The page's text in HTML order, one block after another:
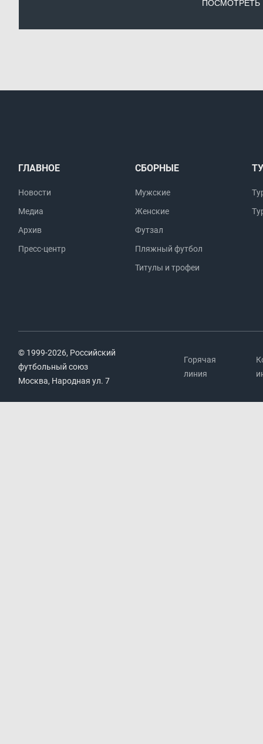
ГЛАВНОЕ
Новости
Медиа
Архив
Пресс-центр
СБОРНЫЕ
Мужские
Женские
Футзал
Пляжный футбол
Титулы и трофеи
© 1999-2026, Российский
футбольный союз
Москва, Народная ул. 7
Горячая
линия